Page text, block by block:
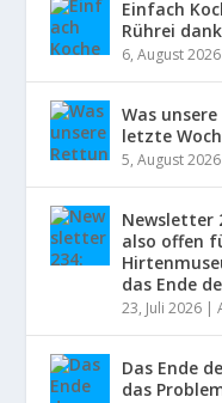
Einfach
Rührei
6, August 2026
Was
letzte
5, August 2026
Newsletter
also offen
das Ende
23, Juli 2026 |
Das Ende
das